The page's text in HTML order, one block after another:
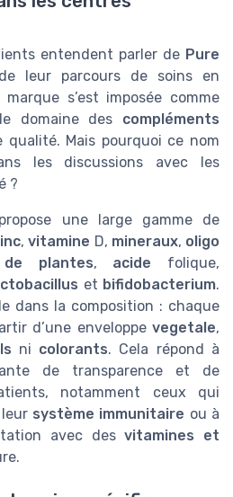
entendent parler de Pure
leur parcours de soins en
s’est imposée comme
domaine des compléments
qualité. Mais pourquoi ce nom
les discussions avec les
?
une large gamme de
,vitamine D, mineraux, oligo
plantes, acide folique,
et bifidobacterium.
dans la composition : chaque
d’une enveloppe vegetale,
ni colorants. Cela répond à
de transparence et de
notamment ceux qui
système immunitaire ou à
avec desvitamines et